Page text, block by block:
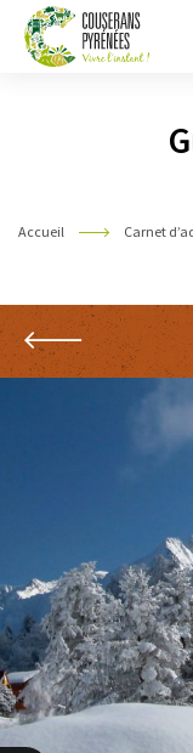
Accueil Carnet
Retour